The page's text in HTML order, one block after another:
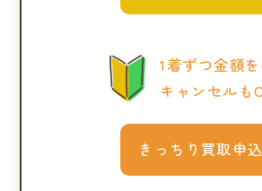
1着ずつ金額
キャンセルも
きっちり買取申込